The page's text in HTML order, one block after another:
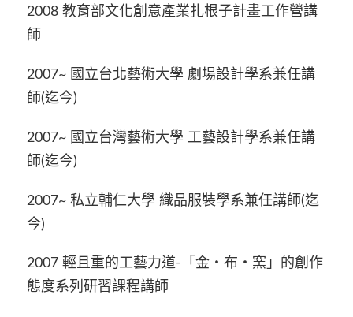
2008 教育部文化創意產業扎根子計畫工作營講
師
2007~ 國立台北藝術大學 劇場設計學系兼任講
師(迄今)
2007~ 國立台灣藝術大學 工藝設計學系兼任講
師(迄今)
2007~ 私立輔仁大學 織品服裝學系兼任講師(迄
今)
2007 輕且重的工藝力道-「金‧布‧窯」的創作
態度系列研習課程講師